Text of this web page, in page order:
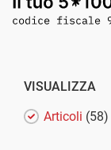
VISUALIZZA
Articoli (58)